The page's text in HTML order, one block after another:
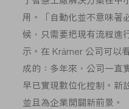
用。「自動化並不意味著
候，只需要把現有流程進
示。在 Krämer 公司可以
成的：多年來，公司一直
早已實現數位化控制。新
並且為企業開闢新前景。